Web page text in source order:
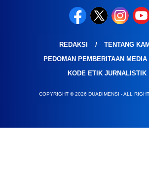
REDAKSI
TENTANG KAMI
PEDOMAN PEMBERITAAN MEDIA
KODE ETIK JURNALISTIK
COPYRIGHT © 2026 DUADIMENSI - ALL